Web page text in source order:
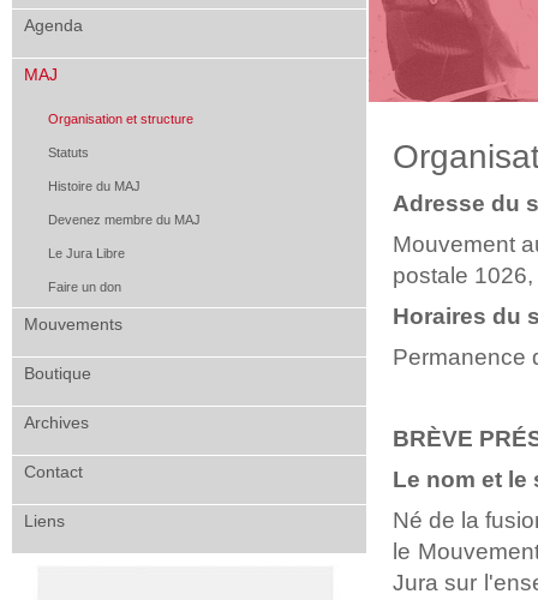
Agenda
MAJ
Organisation et structure
Statuts
Histoire du MAJ
Devenez membre du MAJ
Le Jura Libre
Faire un don
Mouvements
Boutique
Archives
Contact
Liens
Adresse du
Mouvement
postale
Horaires du
Permanence
BRÈVE
Le nom et le
Né de la
le
Jura sur